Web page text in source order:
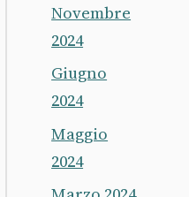
Novembre
2024
Giugno
2024
Maggio
2024